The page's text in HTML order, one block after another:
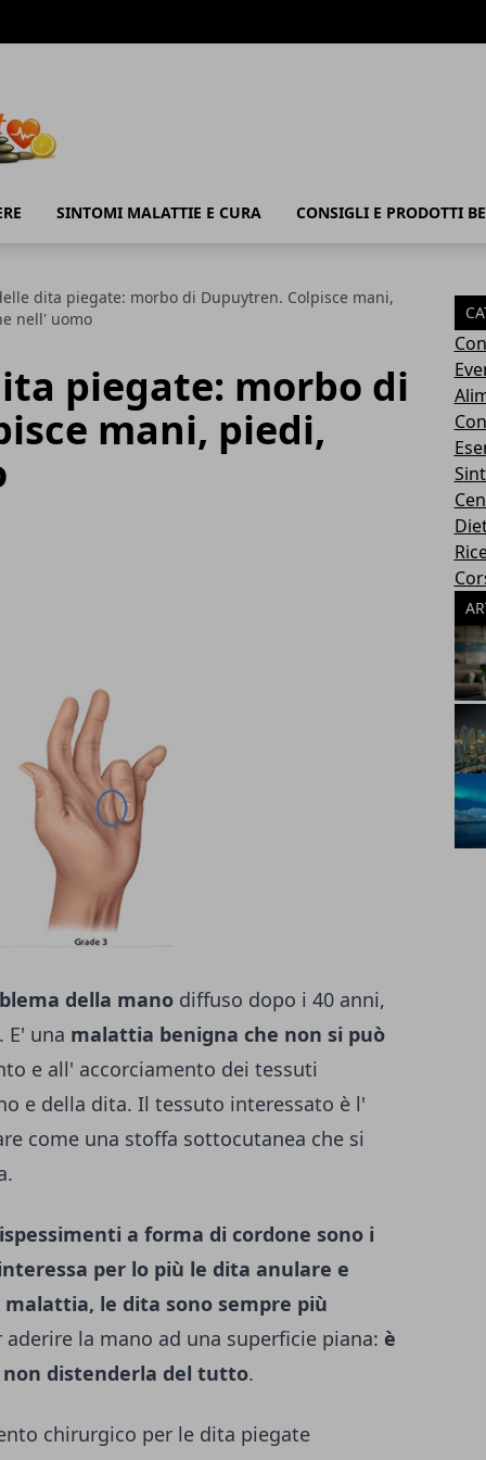
SINTOMI MALATTIE E CURA CONSIGLI E PRODOTTI
dita piegate: morbo di Dupuytren. Colpisce mani,
nell' uomo
piegate: morbo di
mani, piedi,
della mano diffuso dopo i 40 anni,
E' una malattia benigna che non si può
e all' accorciamento dei tessuti
e della dita. Il tessuto interessato è l'
come una stoffa sottocutanea che si
a forma di cordone sono i
per lo più le dita anulare e
le dita sono sempre più
la mano ad una superficie piana: è
non distenderla del tutto.
chirurgico per le dita piegate